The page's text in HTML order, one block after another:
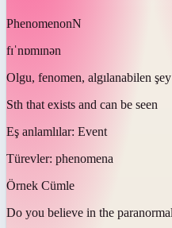
PhenomenonN
fɪˈnɒmɪnən
Olgu, fenomen, algılanabilen şey
Sth that exists and can be seen
Eş anlamlılar: Event
Türevler: phenomena
Örnek Cümle
Do you believe in the